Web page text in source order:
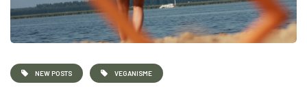
NEW POSTS VEGANISME